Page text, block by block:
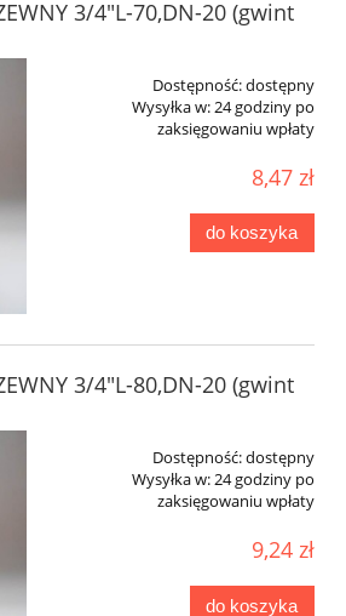
3/4"L-70,DN-20 (gwint
Dostępność:dostępny
Wysyłka w:24 godziny po
zaksięgowaniu wpłaty
8,47 zł
do koszyka
3/4"L-80,DN-20 (gwint
Dostępność:dostępny
Wysyłka w:24 godziny po
zaksięgowaniu wpłaty
9,24 zł
do koszyka